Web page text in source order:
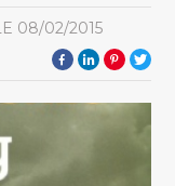
08/02/2015